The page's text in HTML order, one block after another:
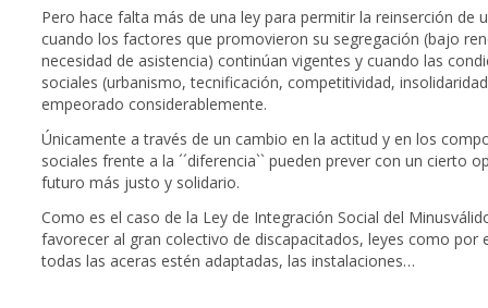
Pero hace falta más de una ley para permitir la reinserción de
cuando los factores que promovieron su segregación (bajo
necesidad de asistencia) continúan vigentes y cuando las
sociales (urbanismo, tecnificación, competitividad,
empeorado considerablemente.
Únicamente a través de un cambio en la actitud y en los
sociales frente a la ´´diferencia`` pueden prever con un cierto
futuro más justo y solidario.
Como es el caso de la Ley de Integración Social del
favorecer al gran colectivo de discapacitados, leyes como por
todas las aceras estén adaptadas, las instalaciones…